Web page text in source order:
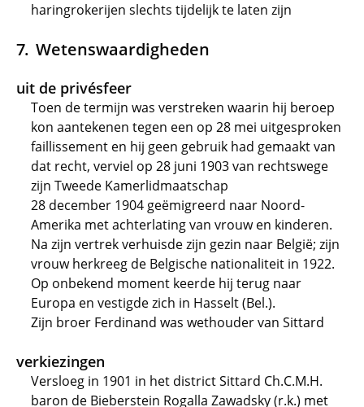
haringrokerijen slechts tijdelijk te laten zijn
Wetenswaardigheden
uit de privésfeer
Toen de termijn was verstreken waarin hij beroep
kon aantekenen tegen een op 28 mei uitgesproken
faillissement en hij geen gebruik had gemaakt van
dat recht, verviel op 28 juni 1903 van rechtswege
zijn Tweede Kamerlidmaatschap
28 december 1904 geëmigreerd naar Noord-
Amerika met achterlating van vrouw en kinderen.
Na zijn vertrek verhuisde zijn gezin naar België; zijn
vrouw herkreeg de Belgische nationaliteit in 1922.
Op onbekend moment keerde hij terug naar
Europa en vestigde zich in Hasselt (Bel.).
Zijn broer Ferdinand was wethouder van Sittard
verkiezingen
Versloeg in 1901 in het district Sittard Ch.C.M.H.
baron de Bieberstein Rogalla Zawadsky (r.k.) met